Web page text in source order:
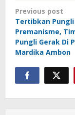
Post
Previous post
Tertibkan
Premanisme,
Pungli Gerak Di
Mardika Ambon